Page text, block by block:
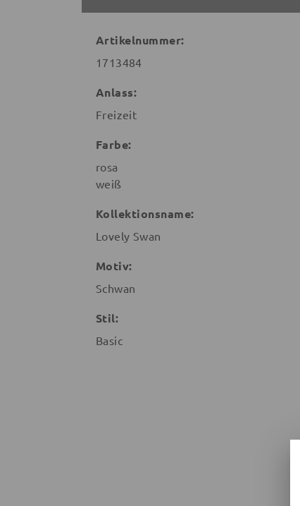
Artikelnummer:
1713484
Anlass:
Freizeit
Farbe:
rosa
weiß
Kollektionsname:
Lovely Swan
Motiv:
Schwan
Stil:
Basic